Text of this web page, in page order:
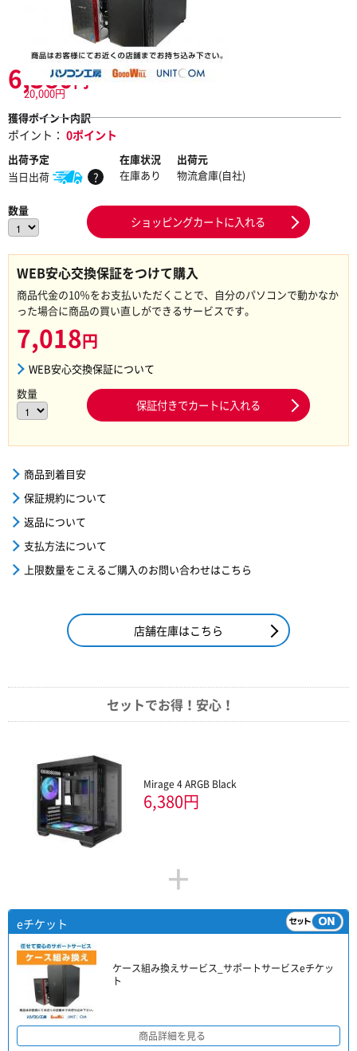
20,000円
6,380円
獲得ポイント内訳
ポイント： 0ポイント
出荷予定
当日出荷
?
在庫状況
在庫あり
出荷元
物流倉庫(自社)
数量
ショッピングカートに入れる
WEB安心交換保証をつけて購入
商品代金の10％をお支払いただくことで、自分のパソコンで動かなか
った場合に商品の買い直しができるサービスです。
7,018円
WEB安心交換保証について
数量
保証付きでカートに入れる
商品到着目安
保証規約について
返品について
支払方法について
上限数量をこえるご購入のお問い合わせはこちら
店舗在庫はこちら
セットでお得！安心！
Mirage 4 ARGB Black
6,380円
+
eチケット
ケース組み換えサービス_サポートサービスeチケッ
ト
商品詳細を見る